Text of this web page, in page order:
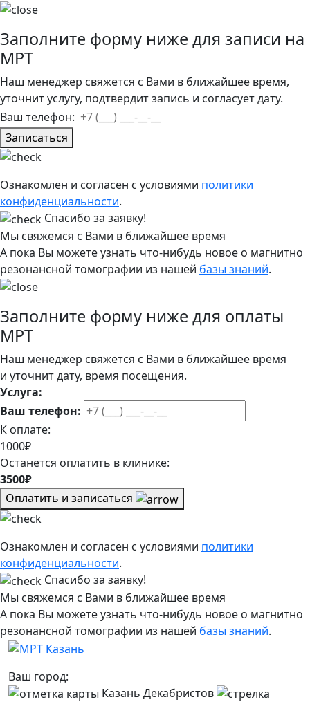
Заполните форму ниже для записи на
МРТ
Наш менеджер свяжется с Вами в ближайшее время,
уточнит услугу, подтвердит запись и согласует дату.
Ваш телефон:
Записаться
Ознакомлен и согласен с условиями политики
конфиденциальности.
Спасибо за заявку!
Мы свяжемся с Вами в ближайшее время
А пока Вы можете узнать что-нибудь новое о магнитно
резонансной томографии из нашей базы знаний.
Заполните форму ниже для оплаты
МРТ
Наш менеджер свяжется с Вами в ближайшее время
и уточнит дату, время посещения.
Услуга:
Ваш телефон:
К оплате:
1000₽
Останется оплатить в клинике:
3500₽
Оплатить и записаться
Ознакомлен и согласен с условиями политики
конфиденциальности.
Спасибо за заявку!
Мы свяжемся с Вами в ближайшее время
А пока Вы можете узнать что-нибудь новое о магнитно
резонансной томографии из нашей базы знаний.
Ваш город:
Казань Декабристов